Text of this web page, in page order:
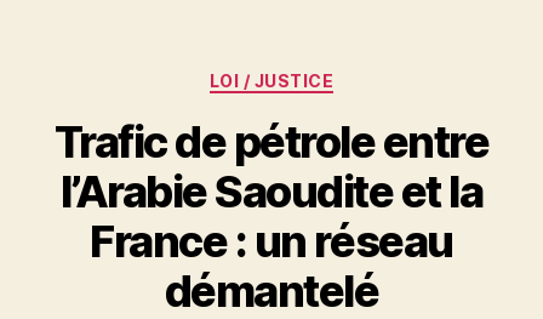
Catégories
LOI / JUSTICE
Trafic de pétrole entre
l’Arabie Saoudite et la
France : un réseau
démantelé